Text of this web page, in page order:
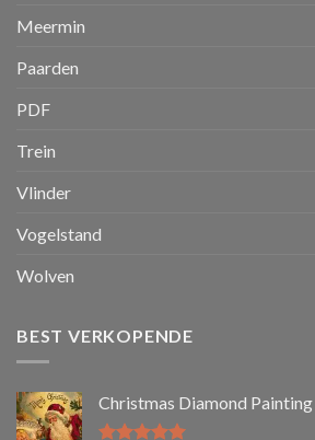
Meermin
Paarden
PDF
Trein
Vlinder
Vogelstand
Wolven
BEST VERKOPENDE
Christmas Diamond